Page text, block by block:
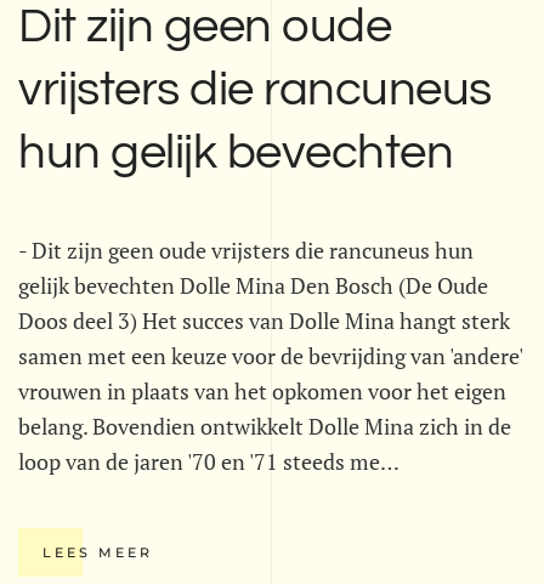
Dit zijn geen oude
vrijsters die rancuneus
hun gelijk bevechten
- Dit zijn geen oude vrijsters die rancuneus hun
gelijk bevechten Dolle Mina Den Bosch (De Oude
Doos deel 3) Het succes van Dolle Mina hangt sterk
samen met een keuze voor de bevrijding van 'andere'
vrouwen in plaats van het opkomen voor het eigen
belang. Bovendien ontwikkelt Dolle Mina zich in de
loop van de jaren '70 en '71 steeds me…
LEES MEER